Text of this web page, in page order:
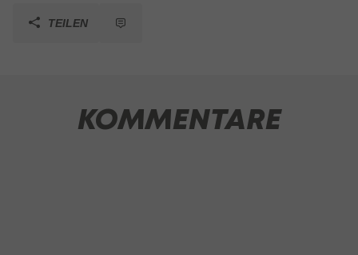
TEILEN
KOMMENTARE